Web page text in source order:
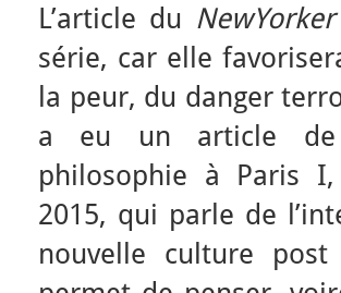
L’article du NewYorker
série, car elle
la peur, du danger
a eu un article de
philosophie à Paris
2015, qui parle de
nouvelle culture